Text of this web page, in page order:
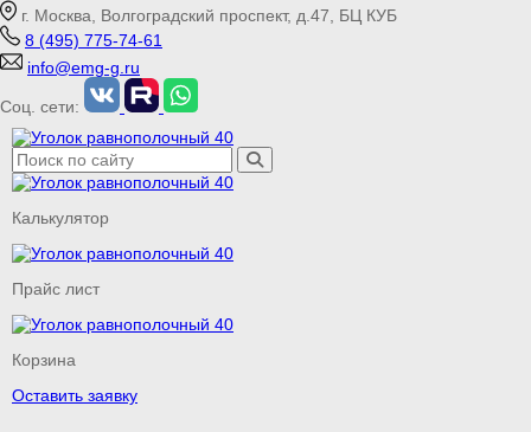
г. Москва, Волгоградский проспект, д.47, БЦ КУБ
8 (495) 775-74-61
info@emg-g.ru
Соц. сети:
Калькулятор
Прайс лист
Корзина
Оставить заявку